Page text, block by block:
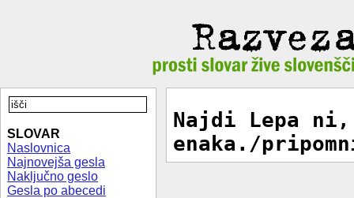
SLOVAR
Naslovnica
Najnovejša gesla
Naključno geslo
Gesla po abecedi
Najdi Lepa ni,
enaka./